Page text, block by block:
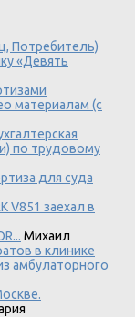
Потребитель)
«Девять
материалам (с
по трудовому
для суда
V851 заехал в
Михаил
в клинике
амбулаторного